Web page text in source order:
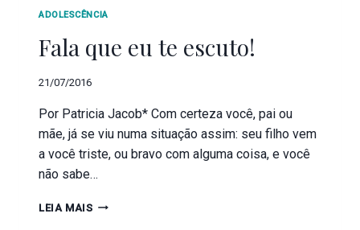
ADOLESCÊNCIA
Fala que eu te escuto!
21/07/2016
Por Patricia Jacob* Com certeza você, pai ou
mãe, já se viu numa situação assim: seu filho vem
a você triste, ou bravo com alguma coisa, e você
não sabe…
LEIA MAIS